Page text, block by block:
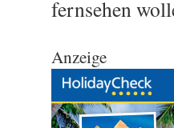
fernsehen
Anzeige